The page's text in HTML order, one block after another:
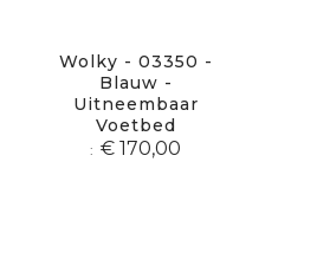
Wolky - 03350 -
Blauw -
Uitneembaar
Voetbed
€ 170,00